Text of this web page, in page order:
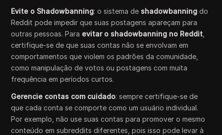
Evite o Shadowbanning: o sistema de shadowbanning do
Reddit pode impedir que suas postagens apareçam para
outras pessoas. Para evitar o shadowbanning no Reddit
certifique-se de que suas contas não se envolvam em
comportamentos que violem os padrões da comunidade,
como manipulação de votos ou postagens com muita
frequência em períodos curtos.
Gerencie contas com cuidado: sempre certifique-se de
que cada conta se comporte como um usuário individual.
Por exemplo, não use suas contas para promover o mesmo
conteúdo em subreddits diferentes, pois isso pode levar à